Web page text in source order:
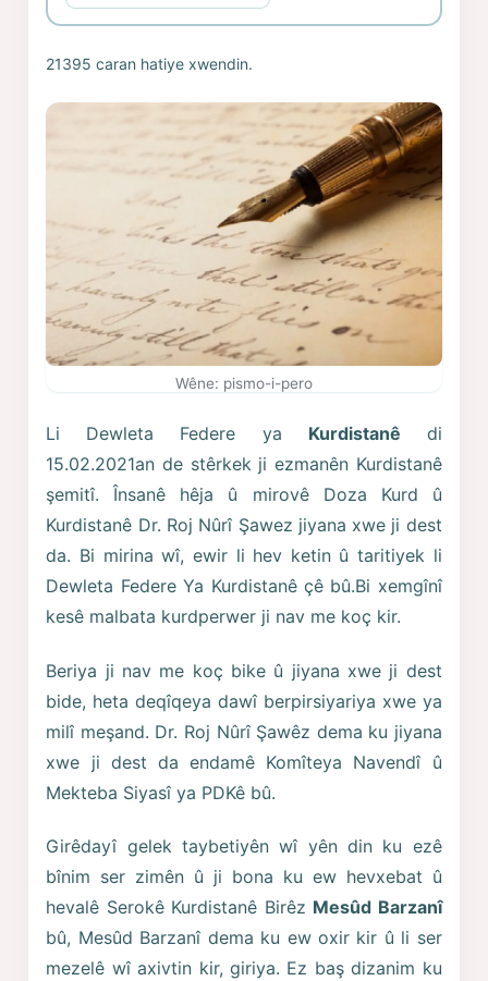
21395 caran hatiye xwendin.
Wêne: pismo-i-pero
Li Dewleta Federe ya Kurdistanê di
15.02.2021an de stêrkek ji ezmanên Kurdistanê
şemitî. Însanê hêja û mirovê Doza Kurd û
Kurdistanê Dr. Roj Nûrî Şawez jiyana xwe ji dest
da. Bi mirina wî, ewir li hev ketin û taritiyek li
Dewleta Federe Ya Kurdistanê çê bû.Bi xemgînî
kesê malbata kurdperwer ji nav me koç kir.
Beriya ji nav me koç bike û jiyana xwe ji dest
bide, heta deqîqeya dawî berpirsiyariya xwe ya
milî meşand. Dr. Roj Nûrî Şawêz dema ku jiyana
xwe ji dest da endamê Komîteya Navendî û
Mekteba Siyasî ya PDKê bû.
Girêdayî gelek taybetiyên wî yên din ku ezê
bînim ser zimên û ji bona ku ew hevxebat û
hevalê Serokê Kurdistanê Birêz Mesûd Barzanî
bû, Mesûd Barzanî dema ku ew oxir kir û li ser
mezelê wî axivtin kir, giriya. Ez baş dizanim ku